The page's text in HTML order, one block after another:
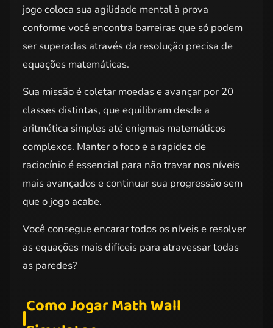
jogo coloca sua agilidade mental à prova
conforme você encontra barreiras que só podem
ser superadas através da resolução precisa de
equações matemáticas.
Sua missão é coletar moedas e avançar por 20
classes distintas, que equilibram desde a
aritmética simples até enigmas matemáticos
complexos. Manter o foco e a rapidez de
raciocínio é essencial para não travar nos níveis
mais avançados e continuar sua progressão sem
que o jogo acabe.
Você consegue encarar todos os níveis e resolver
as equações mais difíceis para atravessar todas
as paredes?
Como Jogar Math Wall